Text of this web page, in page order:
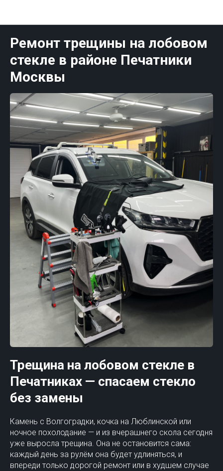
Ремонт трещины на лобовом
стекле в районе Печатники
Москвы
Трещина на лобовом стекле в
Печатниках — спасаем стекло
без замены
Камень с Волгоградки, кочка на Люблинской или
ночное похолодание — и из вчерашнего скола сегодня
уже выросла трещина. Она не остановится сама:
каждый день за рулём она будет удлиняться, и
впереди только дорогой ремонт или в худшем случае